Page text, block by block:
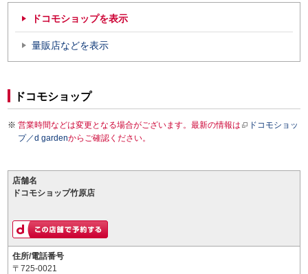
ドコモショップを表示
量販店などを表示
ドコモショップ
営業時間などは変更となる場合がございます。最新の情報は
ドコモショッ
プ／d gardenからご確認ください。
店舗名
ドコモショップ竹原店
住所/電話番号
〒725-0021